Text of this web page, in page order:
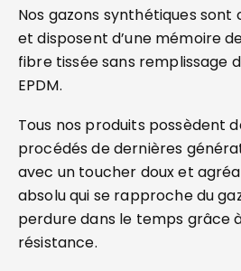
Nos gazons synthétiques sont
et disposent d’une mémoire
fibre tissée sans remplissage
EPDM.
Tous nos produits possèdent
procédés de dernières
avec un toucher doux et
absolu qui se rapproche du
perdure dans le temps grâce
résistance.